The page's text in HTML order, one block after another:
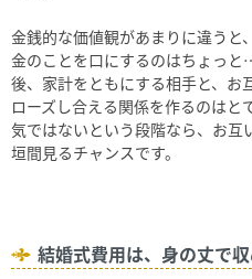
金銭的な価値観があまりに違うと
金のことを口にするのはちょっ
後、家計をともにする相手と、お
ローズし合える関係を作るのはと
気ではないという段階なら、お互
垣間見るチャンスです。
結婚式費用は、身の丈で